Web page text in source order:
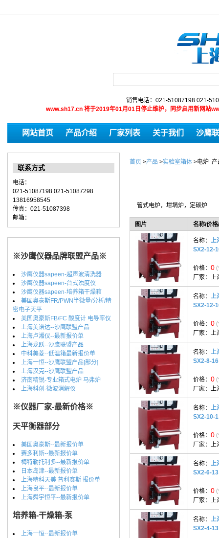
销售电话：021-51087198 021-
www.sh17.cn 将于2019年01月01日停止维护，同步启用新网站
网站首页 产品介绍 厂家列表 关于我们 沙鹰
联系方式
电话：
021-51087198 021-51087298
13816958545
传真：021-51087398
邮箱：
※沙鹰仪器品牌联盟产品※
沙鹰仪器sapeen-超声波清洗器
沙鹰仪器sapeen-台式浊度仪
沙鹰仪器sapeen-培养箱干燥箱
美国奥豪斯FR/PWN半微量/分析/精
密电子天平
美国奥豪斯FB/FC 酸度计 电导率仪
上海美谱达--沙鹰联盟产品
上海卢湘仪--最新报价单
上海龙跃--沙鹰联盟产品
中科美菱--低温箱最新报价单
上海一恒--沙鹰联盟产品[部分]
上海汉克--沙鹰联盟产品
济南精锐-专业箱式电炉 马弗炉
上海科创-微波消解仪
※仪器厂家-最新价格※
天平衡器部分
美国奥豪斯--最新报价单
赛多利斯--最新报价单
梅特勒托利多--最新报价单
日本岛津--最新报价单
上海精科天美 普利赛斯 报价单
上海良平--最新报价单
上海舜宇恒平--最新报价单
培养箱-干燥箱-泵
上海一恒--最新报价单
首页 >产品 >实验室箱体 >电炉 产
管式电炉，坩埚炉，定碳炉
图片 名称/价
名称： 上
SX2-12-
价格： 0 (
厂家： 上
名称： 上
SX2-12-
价格： 0 (
厂家： 上
名称： 上
SX2-8-16
价格： 0 (
厂家： 上
名称： 上
SX2-10-
价格： 0 (
厂家： 上
名称： 上
SX2-6-13
价格： 0 (
厂家： 上
名称： 上
SX2-4-13